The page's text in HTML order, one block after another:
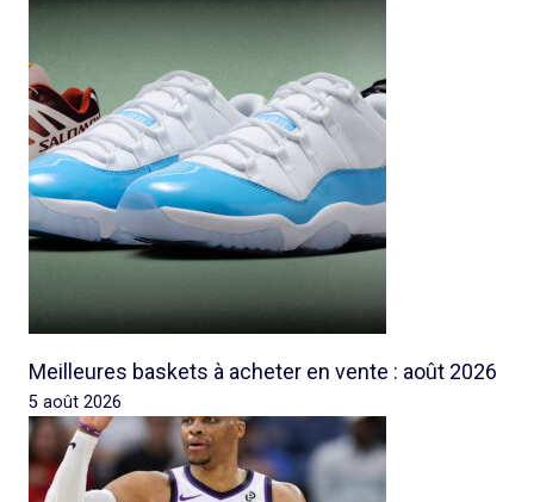
Meilleures baskets à acheter en vente : août 2026
5 août 2026